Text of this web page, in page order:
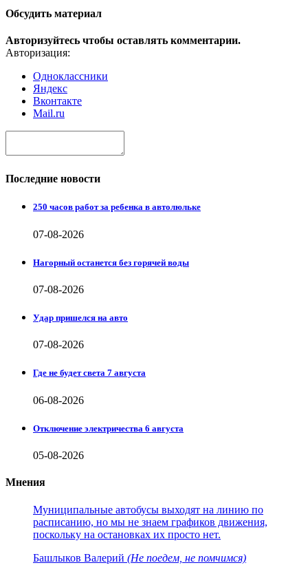
Обсудить материал
Авторизуйтесь чтобы оставлять комментарии.
Авторизация:
Одноклассники
Яндекс
Вконтакте
Mail.ru
Последние новости
250 часов работ за ребенка в автолюльке
07-08-2026
Нагорный останется без горячей воды
07-08-2026
Удар пришелся на авто
07-08-2026
Где не будет света 7 августа
06-08-2026
Отключение электричества 6 августа
05-08-2026
Мнения
Муниципальные автобусы выходят на линию по
расписанию, но мы не знаем графиков движения,
поскольку на остановках их просто нет.
Башлыков Валерий (Не поедем, не помчимся)